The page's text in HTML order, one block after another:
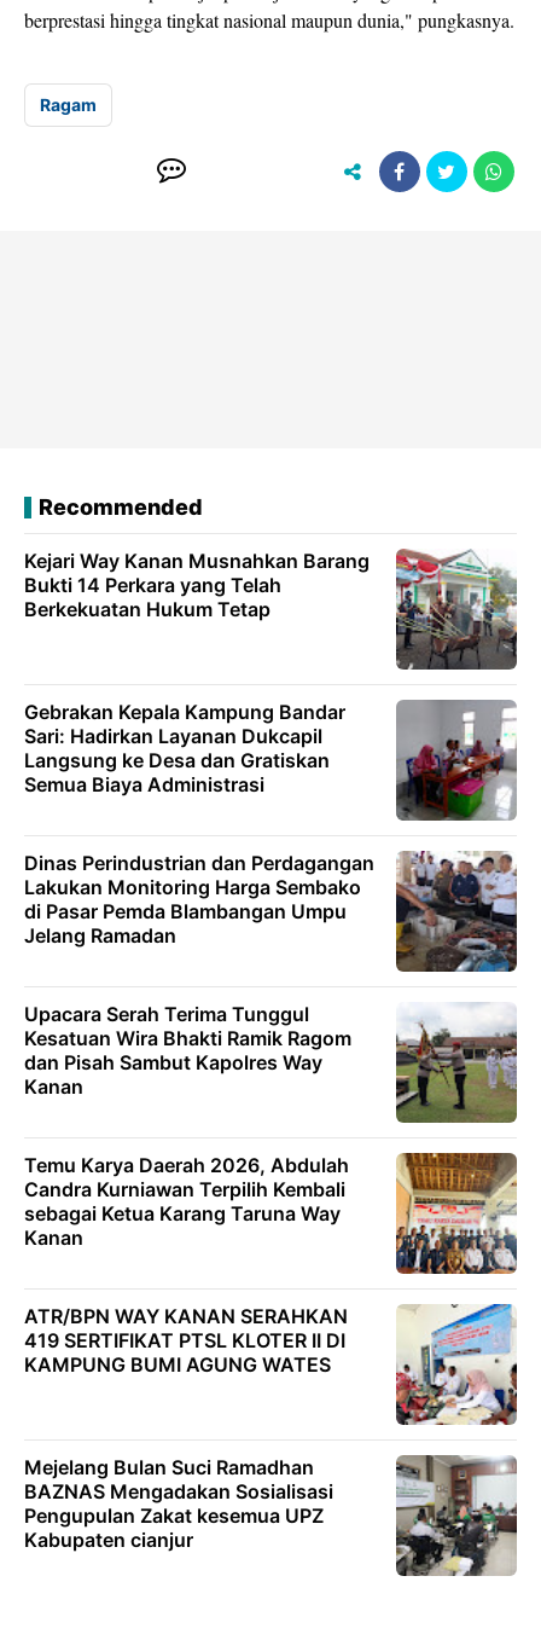
berprestasi hingga tingkat nasional maupun dunia," pungkasnya.
Ragam
Recommended
Kejari Way Kanan Musnahkan Barang
Bukti 14 Perkara yang Telah
Berkekuatan Hukum Tetap
Gebrakan Kepala Kampung Bandar
Sari: Hadirkan Layanan Dukcapil
Langsung ke Desa dan Gratiskan
Semua Biaya Administrasi
Dinas Perindustrian dan Perdagangan
Lakukan Monitoring Harga Sembako
di Pasar Pemda Blambangan Umpu
Jelang Ramadan
Upacara Serah Terima Tunggul
Kesatuan Wira Bhakti Ramik Ragom
dan Pisah Sambut Kapolres Way
Kanan
Temu Karya Daerah 2026, Abdulah
Candra Kurniawan Terpilih Kembali
sebagai Ketua Karang Taruna Way
Kanan
ATR/BPN WAY KANAN SERAHKAN
419 SERTIFIKAT PTSL KLOTER II DI
KAMPUNG BUMI AGUNG WATES
Mejelang Bulan Suci Ramadhan
BAZNAS Mengadakan Sosialisasi
Pengupulan Zakat kesemua UPZ
Kabupaten cianjur